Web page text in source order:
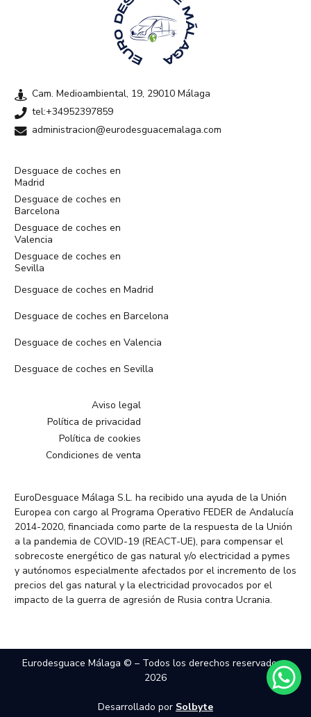
Cam. Medioambiental, 19, 29010 Málaga
tel:+34952397859
administracion@eurodesguacemalaga.com
Desguace de coches en
Madrid
Desguace de coches en
Barcelona
Desguace de coches en
Valencia
Desguace de coches en
Sevilla
Desguace de coches en Madrid
Desguace de coches en Barcelona
Desguace de coches en Valencia
Desguace de coches en Sevilla
Aviso legal
Política de privacidad
Política de cookies
Condiciones de venta
EuroDesguace Málaga S.L. ha recibido una ayuda de la Unión
Europea con cargo al Programa Operativo FEDER de Andalucía
2014-2020, financiada como parte de la respuesta de la Unión
a la pandemia de COVID-19 (REACT-UE), para compensar el
sobrecoste energético de gas natural y/o electricidad a pymes
y autónomos especialmente afectados por el incremento de los
precios del gas natural y la electricidad provocados por el
impacto de la guerra de agresión de Rusia contra Ucrania.
Eurodesguace Málaga © – Todos los derechos reservados –
2026
Desarrollado por Solbyte